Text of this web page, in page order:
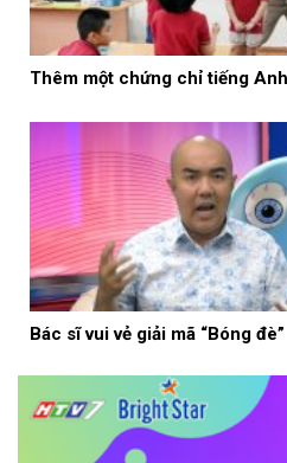
Thêm một chứng chỉ tiếng
Bác sĩ vui vẻ giải mã “Bóng đè”